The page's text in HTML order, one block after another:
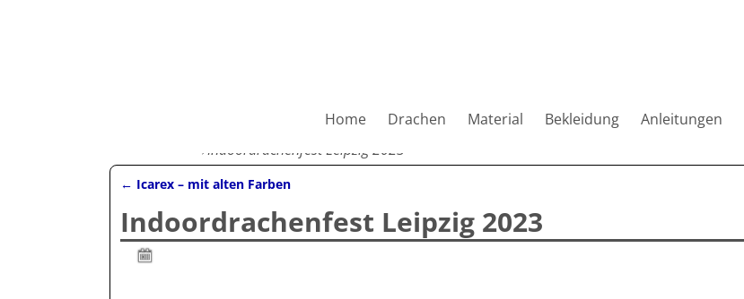
Home Drachen Material Bekleidung Anleitungen
→Indoordrachenfest Leipzig 2023
← Icarex – mit alten Farben
Indoordrachenfest Leipzig 2023